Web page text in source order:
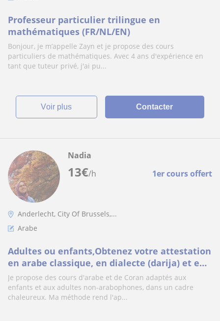
Professeur particulier trilingue en
mathématiques (FR/NL/EN)
Bonjour, je m’appelle Zayn et je propose des cours
particuliers de mathématiques. Avec 4 ans d'expérience en
tant que tuteur privé, j'ai pu...
voir plus Contacter
13€/h 1er cours offert
Nadia
Anderlecht, City Of Brussels,...
Arabe
Adultes ou enfants,Obtenez votre attestation
en arabe classique, en dialecte (darija) et en
Coran avec l'Association Erpenus !
Je propose des cours d'arabe et de Coran adaptés aux
enfants et aux adultes non-arabophones, dans un cadre
chaleureux. Ma méthode rend l'ap...